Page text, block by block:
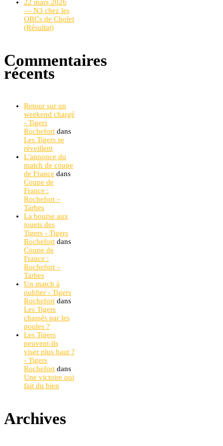
22 mars 2026
— N3 chez les
ORCs de Cholet
(Résultat)
Commentaires
récents
Retour sur un
weekend chargé
- Tigers
Rochefort dans
Les Tigers se
réveillent
L'annonce du
match de coupe
de France dans
Coupe de
France :
Rochefort –
Tarbes
La bourse aux
jouets des
Tigers - Tigers
Rochefort dans
Coupe de
France :
Rochefort –
Tarbes
Un match à
oublier - Tigers
Rochefort dans
Les Tigers
chassés par les
poules ?
Les Tigers
peuvent-ils
viser plus haut ?
- Tigers
Rochefort dans
Une victoire qui
fait du bien
Archives